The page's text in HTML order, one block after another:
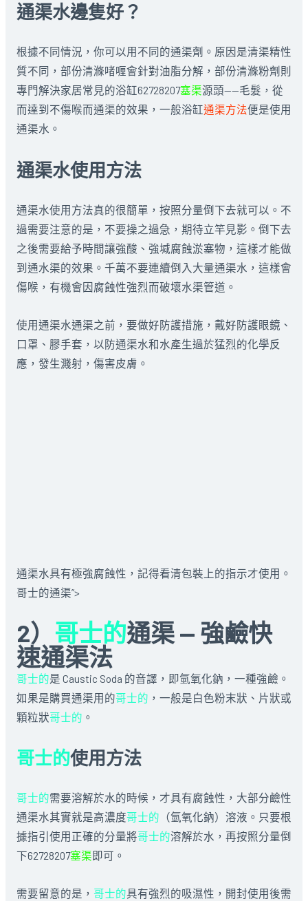
通渠水邊隻好？
根據不同情況，你可以用不同的通渠劑。原因是清渠精性
質不同，部份清滌啫喱會針對油脂分解，部份清滌粉劑則
專門解決家居常見的浴缸62728207塞渠源頭——毛髮，從
而達到不傷喉而通渠的效果，一般浴缸通渠方法便是使用
通渠水。
通渠水使用方法
通渠水使用方法真的很簡單，按照分量倒下去就可以。不
過需要注意的是，不要操之過急，期待立竿見影。倒下去
之後需要給予時間讓強酸、強堿腐蝕淤塞物，這樣才能做
到通水渠的效果。千萬不要連續倒入大量通渠水，這樣會
傷喉，有機會因腐蝕性強烈而破壞水渠管道。
使用通渠水通渠之前，要做好防護措施，戴好防護眼鏡、
口罩、膠手套，以防通渠水和水產生過於猛烈的化學反
應，發生濺射，傷害皮膚。
通渠水具有極強腐蝕性，記得看清包裝上的指示才使用。
哥士的通渠”>
2） 哥士的通渠 — 強鹼快
速通渠法
哥士的是 Caustic Soda 的音譯，即氫氧化鈉，一種強鹼。
如果是購買通渠用的哥士的 ，一般是白色粉末狀、片狀或
顆粒狀哥士的 。
哥士的使用方法
哥士的需要溶解於水的時候，才具有腐蝕性，大部分鹼性
通渠水其實就是高濃度哥士的 （氫氧化鈉）溶液。只要根
據指引使用正確的分量將哥士的溶解於水，再按照分量倒
下62728207塞渠即可。
需要留意的是， 哥士的具有強烈的吸濕性，開封使用後需